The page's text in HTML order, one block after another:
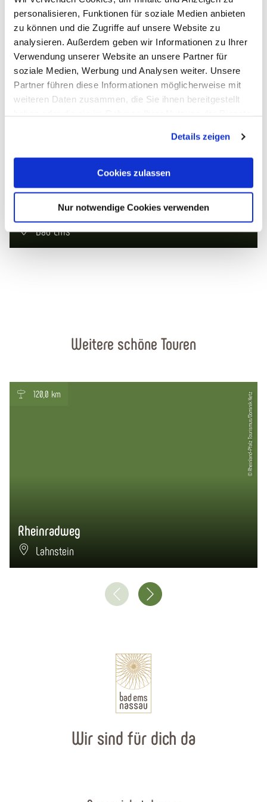
personalisieren, Funktionen für soziale Medien anbieten
zu können und die Zugriffe auf unsere Website zu
analysieren. Außerdem geben wir Informationen zu Ihrer
Verwendung unserer Website an unsere Partner für
soziale Medien, Werbung und Analysen weiter. Unsere
Partner führen diese Informationen möglicherweise mit
weiteren Daten zusammen, die Sie ihnen bereitgestellt
Cookies, wenn Sie unsere Webseite weiterhin nutzen.
Details zeigen
Cookies zulassen
Nur notwendige Cookies verwenden
Hier geht’s zur Routenbeschreibung
247,0 km
Lahnradweg - Komplette Tour
Bad Ems
Weitere schöne Touren
© Rheinland-Pfalz Tourismus/Dominik Ketz
120,0 km
Rheinradweg
Lahnstein
Wir sind für dich da